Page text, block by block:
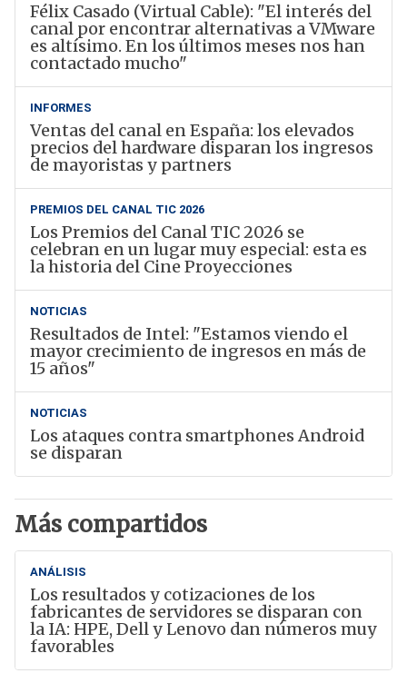
Félix Casado (Virtual Cable): "El interés del
canal por encontrar alternativas a VMware
es altísimo. En los últimos meses nos han
contactado mucho"
INFORMES
Ventas del canal en España: los elevados
precios del hardware disparan los ingresos
de mayoristas y partners
PREMIOS DEL CANAL TIC 2026
Los Premios del Canal TIC 2026 se
celebran en un lugar muy especial: esta es
la historia del Cine Proyecciones
NOTICIAS
Resultados de Intel: "Estamos viendo el
mayor crecimiento de ingresos en más de
15 años"
NOTICIAS
Los ataques contra smartphones Android
se disparan
Más compartidos
ANÁLISIS
Los resultados y cotizaciones de los
fabricantes de servidores se disparan con
la IA: HPE, Dell y Lenovo dan números muy
favorables